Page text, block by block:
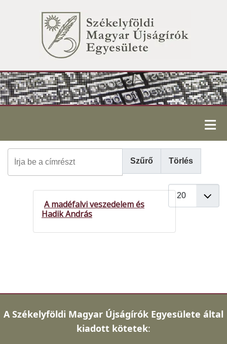
≡
Szűrő Törlés
Tételek #
A madéfalvi veszedelem és
Hadik András
A Székelyföldi Magyar Újságírók Egyesülete által
kiadott kötetek: